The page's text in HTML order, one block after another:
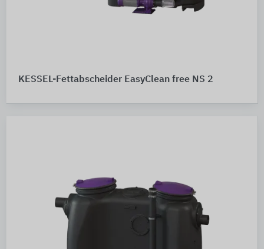
KESSEL-Fettabscheider EasyClean free NS 2